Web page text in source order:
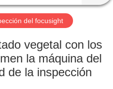
del focusight
vegetal con los
la máquina del
de la inspección